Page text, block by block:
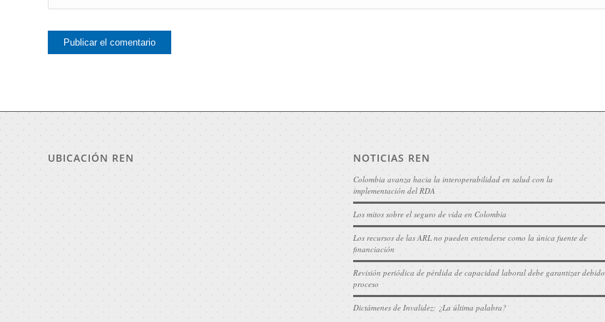
UBICACIÓN REN NOTICIAS REN
Colombia avanza hacia la interoperabilidad en salud con la
implementación del RDA
Los mitos sobre el seguro de vida en Colombia
Los recursos de las ARL no pueden entenderse como la única fuente de
financiación
Revisión periódica de pérdida de capacidad laboral debe garantizar debido
proceso
Dictámenes de Invalidez: ¿La última palabra?